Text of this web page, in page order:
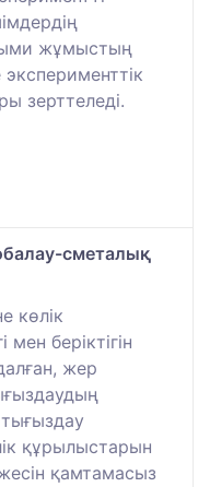
жұмыстың
зерттеледі.
сметалық
көлік
беріктігін
жер
құрылыстарын
қамтамасыз